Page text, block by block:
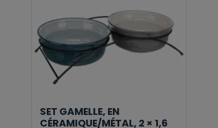
SET GAMELLE, EN
CÉRAMIQUE/MÉTAL, 2 × 1,6